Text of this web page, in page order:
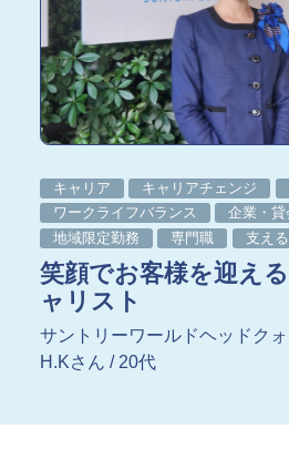
イベント企画・運営
サステナビリティ活動
デジタルマーケティング・制作
ビジネスサポート
文化施設運営
指定管理
文化施設コンサルティング
事業企画制作
文化施策策定支援
運営施設・実績紹介
キャリア キャリアチェンジ
ワークライフバランス
企業・
地域限定勤務
専門職 支え
笑顔でお客様を迎え
ャリスト
サントリーワールドヘッドク
H.Kさん / 20代